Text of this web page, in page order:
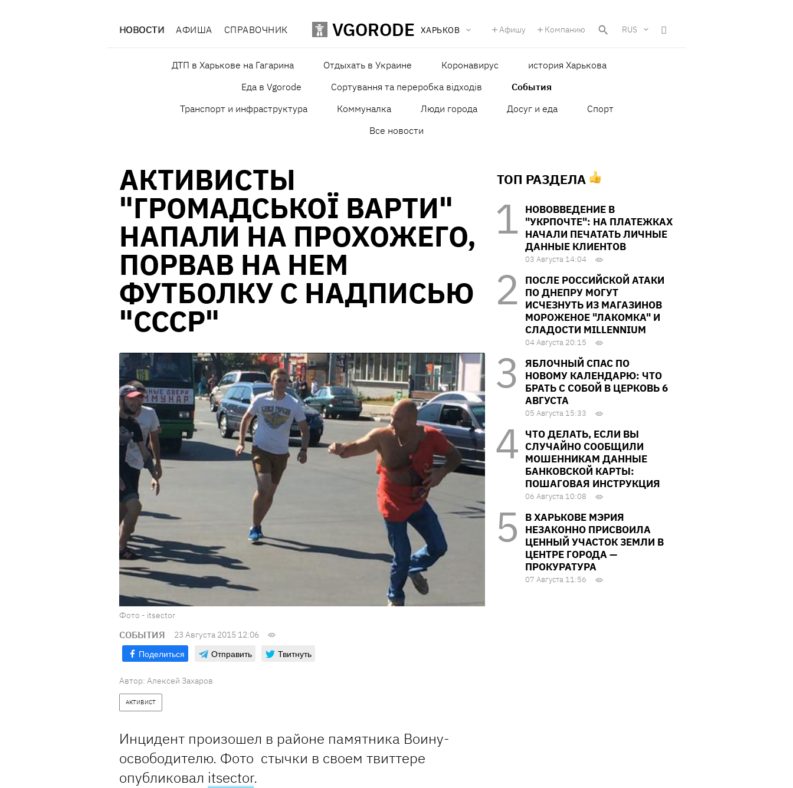
НОВОСТИ АФИША СПРАВОЧНИК VGORODE ХАРЬКОВ Афишу Компанию RUS
ДТП в Харькове на Гагарина Отдыхать в Украине Коронавирус
история Харькова
Еда в Vgorode
Сортування та переробка відходів
События
Транспорт и инфраструктура
Коммуналка Люди города Досуг и еда
Спорт
Все новости
АКТИВИСТЫ
"ГРОМАДСЬКОЇ ВАРТИ"
НАПАЛИ НА ПРОХОЖЕГО,
ПОРВАВ НА НЕМ
ФУТБОЛКУ С НАДПИСЬЮ
"СССР"
Фото - itsector
СОБЫТИЯ 23 Августа 2015 12:06
Поделиться Отправить Твитнуть
Автор: Алексей Захаров
АКТИВИСТ
Инцидент произошел в районе памятника Воину-
освободителю. Фото стычки в своем твиттере
опубликовал itsector.
ТОП РАЗДЕЛА
НОВОВВЕДЕНИЕ В
"УКРПОЧТЕ": НА ПЛАТЕЖКАХ
НАЧАЛИ ПЕЧАТАТЬ ЛИЧНЫЕ
ДАННЫЕ КЛИЕНТОВ
03 Августа 14:04
ПОСЛЕ РОССИЙСКОЙ АТАКИ
ПО ДНЕПРУ МОГУТ
ИСЧЕЗНУТЬ ИЗ МАГАЗИНОВ
МОРОЖЕНОЕ "ЛАКОМКА" И
СЛАДОСТИ MILLENNIUM
04 Августа 20:15
ЯБЛОЧНЫЙ СПАС ПО
НОВОМУ КАЛЕНДАРЮ: ЧТО
БРАТЬ С СОБОЙ В ЦЕРКОВЬ 6
АВГУСТА
05 Августа 15:33
ЧТО ДЕЛАТЬ, ЕСЛИ ВЫ
СЛУЧАЙНО СООБЩИЛИ
МОШЕННИКАМ ДАННЫЕ
БАНКОВСКОЙ КАРТЫ:
ПОШАГОВАЯ ИНСТРУКЦИЯ
06 Августа 10:08
В ХАРЬКОВЕ МЭРИЯ
НЕЗАКОННО ПРИСВОИЛА
ЦЕННЫЙ УЧАСТОК ЗЕМЛИ В
ЦЕНТРЕ ГОРОДА —
ПРОКУРАТУРА
07 Августа 11:56